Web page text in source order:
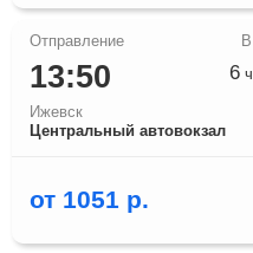
13:50
Ижевск
Центральный автовокзал
6ч
от 1051 р.